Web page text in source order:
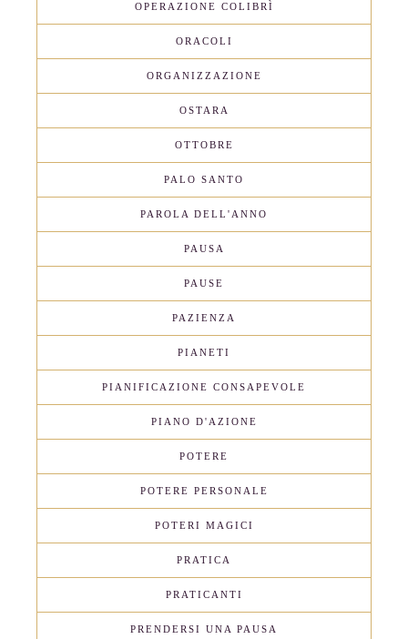
OPERAZIONE COLIBRÌ
ORACOLI
ORGANIZZAZIONE
OSTARA
OTTOBRE
PALO SANTO
PAROLA DELL'ANNO
PAUSA
PAUSE
PAZIENZA
PIANETI
PIANIFICAZIONE CONSAPEVOLE
PIANO D'AZIONE
POTERE
POTERE PERSONALE
POTERI MAGICI
PRATICA
PRATICANTI
PRENDERSI UNA PAUSA